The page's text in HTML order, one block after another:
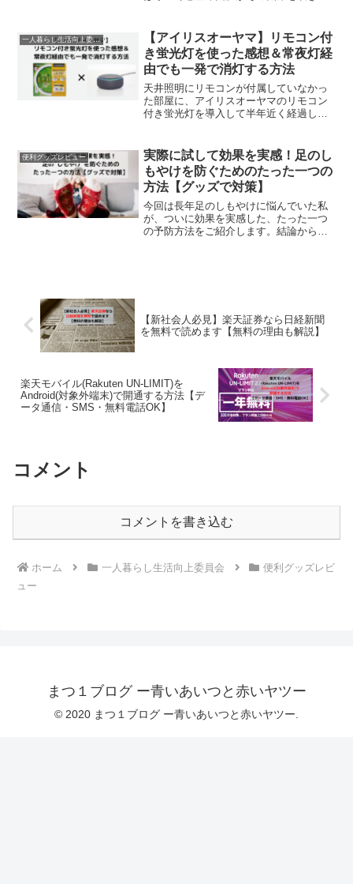
ように在宅ワークで長時間イスに座って
いることが増え...
一人暮らし生活向上委員会
【アイリスオーヤマ】リモコン付
き蛍光灯を使った感想＆常夜灯経
由でも一発で消灯する方法
天井照明にリモコンが付属していなかっ
た部屋に、アイリスオーヤマのリモコン
付き蛍光灯を導入して半年近く経過しま
った今では、この製品が無い生活は考え
られなくなっています。今...
便利グッズレビュー
実際に試して効果を実感！足のし
もやけを防ぐためのたった一つの
方法【グッズで対策】
今回は長年足のしもやけに悩んでいた私
が、ついに効果を実感した、たった一つ
の予防方法をご紹介します。結論から言
【新社会人必見】楽天証券なら日経新聞
を無料で読めます【無料の理由も解説】
楽天モバイル(Rakuten UN-LIMIT)を
Android(対象外端末)で開通する方法【デ
ータ通信・SMS・無料電話OK】
コメント
コメントを書き込む
ホーム 一人暮らし生活向上委員会
便利グッズレビ
ュー
まつ１ブログ ー青いあいつと赤いヤツー
© 2020 まつ１ブログ ー青いあいつと赤いヤツー.